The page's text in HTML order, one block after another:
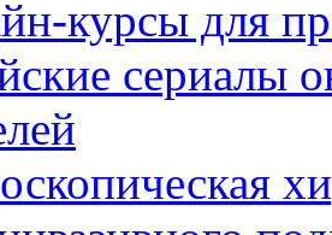
курсы для
сериалы